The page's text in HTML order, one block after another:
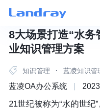
8大场景打造“水务
业知识管理方案
知识管理 · 蓝凌知识管
蓝凌OA办公系统
21世纪被称为“水的世纪